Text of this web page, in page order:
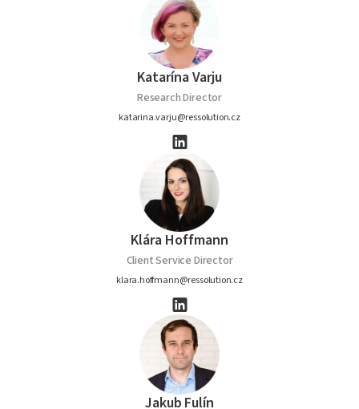
Katarína Varju
Research Director
katarina.varju@ressolution.cz
Klára Hoffmann
Client Service Director
klara.hoffmann@ressolution.cz
Jakub Fulín